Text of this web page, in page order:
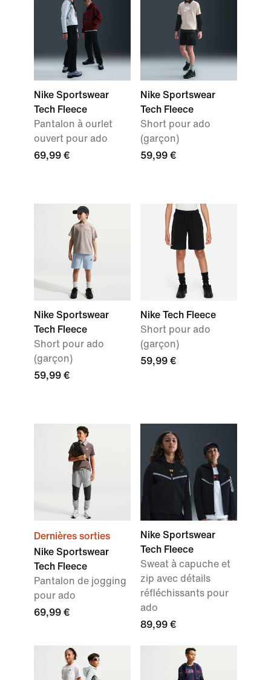
Nike Sportswear
Tech Fleece
Pantalon à ourlet
ouvert pour ado
69,99 €
Nike Sportswear
Tech Fleece
Short pour ado
(garçon)
59,99 €
Nike Sportswear
Tech Fleece
Short pour ado
(garçon)
59,99 €
Nike Tech Fleece
Short pour ado
(garçon)
59,99 €
Dernières sorties
Nike Sportswear
Tech Fleece
Pantalon de jogging
pour ado
69,99 €
Nike Sportswear
Tech Fleece
Sweat à capuche et
zip avec détails
réfléchissants pour
ado
89,99 €